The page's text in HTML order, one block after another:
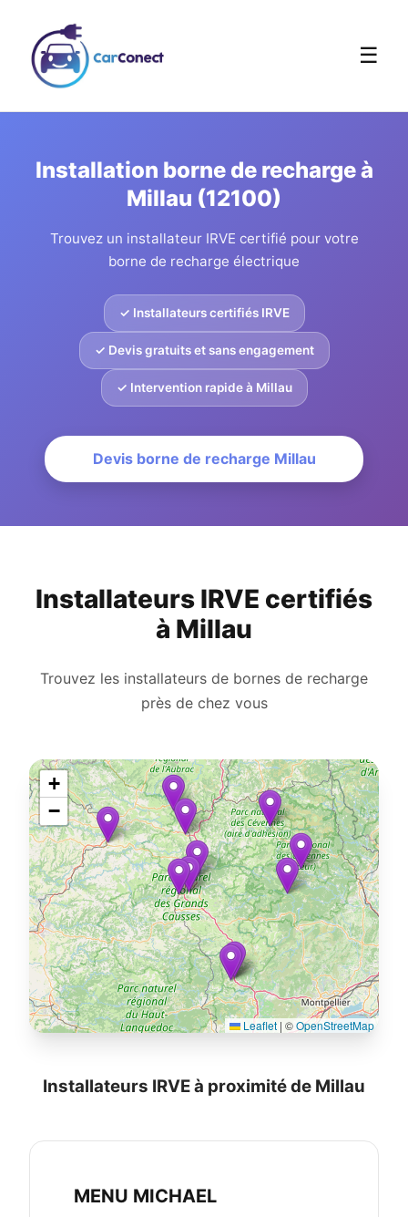
☰
Installation borne de recharge à
Millau (12100)
Trouvez un installateur IRVE certifié pour votre
borne de recharge électrique
✓ Installateurs certifiés IRVE
✓ Devis gratuits et sans engagement
✓ Intervention rapide à Millau
Devis borne de recharge Millau
Installateurs IRVE certifiés
à Millau
Trouvez les installateurs de bornes de recharge
près de chez vous
+
−
Leaflet | ©OpenStreetMap
Installateurs IRVE à proximité de Millau
MENU MICHAEL